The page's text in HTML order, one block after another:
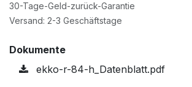
30-Tage-Geld-zurück-Garantie
Versand: 2-3 Geschäftstage
Dokumente
ekko-r-84-h_Datenblatt.pdf